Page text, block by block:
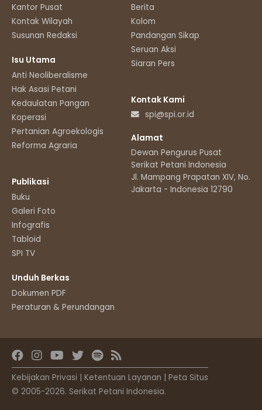
Kantor Pusat
Kontak Wilayah
Susunan Redaksi
Isu Utama
Anti Neoliberalisme
Hak Asasi Petani
Kedaulatan Pangan
Koperasi
Pertanian Agroekologis
Reforma Agraria
Publikasi
Buku
Galeri Foto
Infografis
Tabloid
SPI TV
Unduh Berkas
Dokumen PDF
Peraturan & Perundangan
Berita
Kolom
Pandangan Sikap
Seruan Aksi
Siaran Pers
Kontak Kami
spi@spi.or.id
Alamat
Dewan Pengurus Pusat
Serikat Petani Indonesia
Jl. Mampang Prapatan XIV, No.11
Jakarta - Indonesia 12790
Kebijakan Privasi Ketentuan Layanan
Peta Situs
© 2005-2026. Serikat Petani Indonesia.